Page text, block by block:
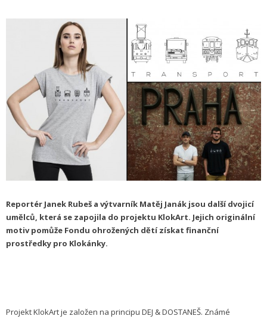
Reportér Janek Rubeš a výtvarník Matěj Janák jsou další dvojicí
umělců, která se zapojila do projektu KlokArt. Jejich originální
motiv pomůže Fondu ohrožených dětí získat finanční
prostředky pro Klokánky.
Projekt KlokArt je založen na principu DEJ & DOSTANEŠ. Známé